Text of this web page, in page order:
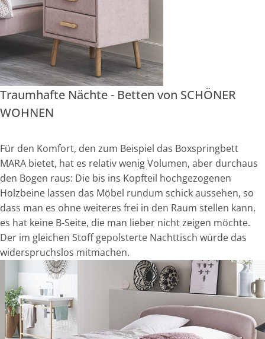
Traumhafte Nächte - Betten von SCHÖNER
WOHNEN
Für den Komfort, den zum Beispiel das Boxspringbett
MARA bietet, hat es relativ wenig Volumen, aber durchaus
den Bogen raus: Die bis ins Kopfteil hochgezogenen
Holzbeine lassen das Möbel rundum schick aussehen, so
dass man es ohne weiteres frei in den Raum stellen kann,
es hat keine B-Seite, die man lieber nicht zeigen möchte.
Der im gleichen Stoff gepolsterte Nachttisch würde das
widerspruchslos mitmachen.